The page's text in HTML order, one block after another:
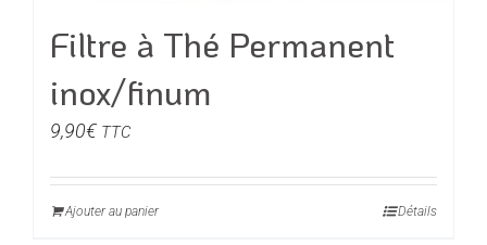
Filtre à Thé Permanent
inox/finum
9,90€ TTC
Ajouter au panier Détails